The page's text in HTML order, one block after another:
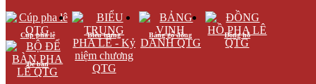
Cúp pha lê Biểu trưng Bảng gỗ đồng Đồng hồ
Để bàn